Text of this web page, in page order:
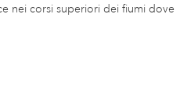
nei corsi superiori dei fiumi dove